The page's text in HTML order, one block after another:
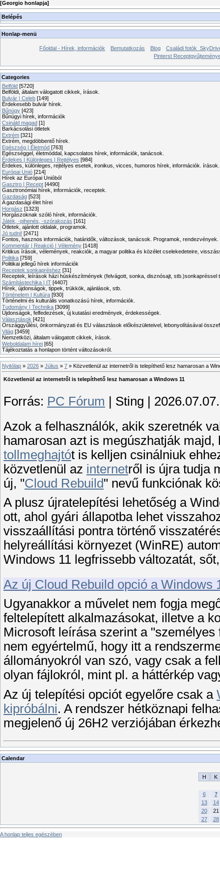
[Georgio honlapja]
Belépés
Honlap-menü
Főoldal - Hírek, információk Bemutatkozás Blog
Családi
Pinterst
Categories
Belföld [5720]
Belföldi, általam válogatott cikkek, írások.
Bulvár | Celeb [149]
Érdekesebb bulvár hírek.
Bűnügy [423]
Bűnügyi hírek, információk
Csináld magad [1]
Barkácsolási ötletek
Extrém [321]
Extrém, megdöbbentő hírek.
Egészség | Életmód [763]
Egészséggel, életmóddal, kapcsolatos hírek, információk, tanácsok.
Érdekes | Különleges | Rejtélyes [984]
Érdekes, különleges, rejtélyes esetek, ironikus, vicces, humoros hírek, információk. írások.
Európai Unió [214]
Hírek az Európai Unióból
Gasztro | Recept [4490]
Gasztronómiai hírek, információk, receptek.
Gazdaság [523]
A gazdasági élet hírei
Horgász [1323]
Horgászoknak szóló hírek, információk.
Játék, -pihenés, -szórakozás [161]
Ötletek, ajánlott oldalak, programok.
Jó tudni! [2471]
Fontos, hasznos információk, határidők, változások, tanácsok. Programok, rendezvények.
Kommentár | Reakció | Vélemény [1418]
Kritikus írások, vélemények, reakciók, a magyar politika és közélet cselekedeteire,
Politika [759]
Politikai jellegű hírek információk
Receptek sonkapréshez [31]
Receptek, leírások házi húskészítmények (felvágott, sonka, disznósajt, stb.)sonkapréssel
Számítástechika | IT [4407]
Hírek, újdonságok, tippek, trükkök, ajánlások, stb.
Történelem | Kultúra [930]
Történelmi és kulturális vonatkozású hírek, információk.
Tudomány | Technika [3099]
Újdonságok, felfedezések, új kutatási eredmények, érdekességek.
Választások [421]
Országgyűlési, önkormányzati és EU választások előkészületeivel, lebonyolításával
Világ [3459]
Nemzetközi, általam válogatott cikkek, írások.
Weboldalam hírei [65]
Tájékoztatás a honlapon történt változásokról.
Nyitólap » 2026 » Július » 7 » Közvetlenül az internetről is telepíthető lesz hamarosan a
Közvetlenül az internetről is telepíthető lesz hamarosan a Windows 11
Forrás: PC Fórum | Sting | 2026.07.07.
Azok a felhasználók, akik szeretnék
hamarosan azt is megúszhatják
tollmeghajtót is kelljen csinálniuk
közvetlenül az internetről is újra tudja
új, "Cloud Rebuild" nevű funkciónak
A plusz újratelepítési lehetőség a
ott, ahol gyári állapotba lehet
visszaállítási pontra történő
helyreállítási környezet (WinRE)
Windows 11 legfrissebb változatát,
Az új Cloud Rebuild opció a Windows
Ugyanakkor a művelet nem fogja
feltelepített alkalmazásokat, illetve a
Microsoft leírása szerint a
nem egyértelmű, hogy itt a
állományokról van szó, vagy csak a
olyan fájlokról, mint pl. a háttérkép
Az új telepítési opciót egyelőre csak a
kipróbálni. A rendszer hétköznapi
megjelenő új 26H2 verziójában
Calendar
H K
6
7
13
14
20
21
27
28
A honlap teljes egészében